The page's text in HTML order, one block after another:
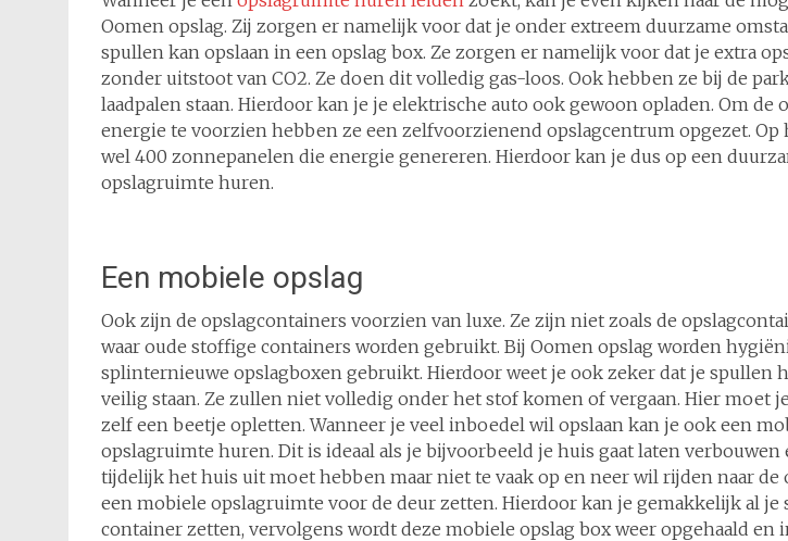
Oomen opslag. Zij zorgen er namelijk voor dat je onder extreem duurzame
spullen kan opslaan in een opslag box. Ze zorgen er namelijk voor dat je extra
zonder uitstoot van CO2. Ze doen dit volledig gas-loos. Ook hebben ze bij de
laadpalen staan. Hierdoor kan je je elektrische auto ook gewoon opladen. Om de
energie te voorzien hebben ze een zelfvoorzienend opslagcentrum opgezet. Op
wel 400 zonnepanelen die energie genereren. Hierdoor kan je dus op een
opslagruimte huren.
Een mobiele opslag
Ook zijn de opslagcontainers voorzien van luxe. Ze zijn niet zoals de
waar oude stoffige containers worden gebruikt. Bij Oomen opslag worden
splinternieuwe opslagboxen gebruikt. Hierdoor weet je ook zeker dat je spullen
veilig staan. Ze zullen niet volledig onder het stof komen of vergaan. Hier moet
zelf een beetje opletten. Wanneer je veel inboedel wil opslaan kan je ook een
opslagruimte huren. Dit is ideaal als je bijvoorbeeld je huis gaat laten verbouwen
tijdelijk het huis uit moet hebben maar niet te vaak op en neer wil rijden naar de
een mobiele opslagruimte voor de deur zetten. Hierdoor kan je gemakkelijk al je
container zetten, vervolgens wordt deze mobiele opslag box weer opgehaald en